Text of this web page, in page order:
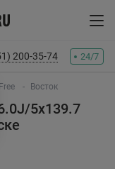
200-35-74 24/7
Восток
5x139.7